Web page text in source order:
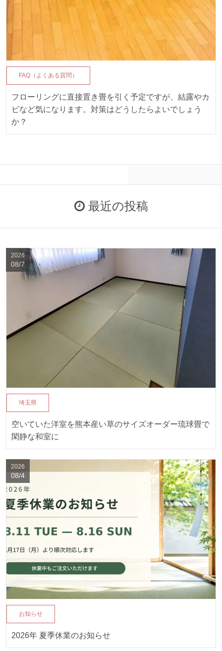
FAQ（よくある質問）
フローリングに直接置き畳を引く予定ですが、結露やカ
ビなど気になります。対策はどうしたらよいでしょう
か？
最近の投稿
埼玉県
空いていた洋室を熊本産い草のサイズオーダー琉球畳で
閑静な和室に
2026
08/7
お知らせ
2026年 夏季休業のお知らせ
2026
08/4